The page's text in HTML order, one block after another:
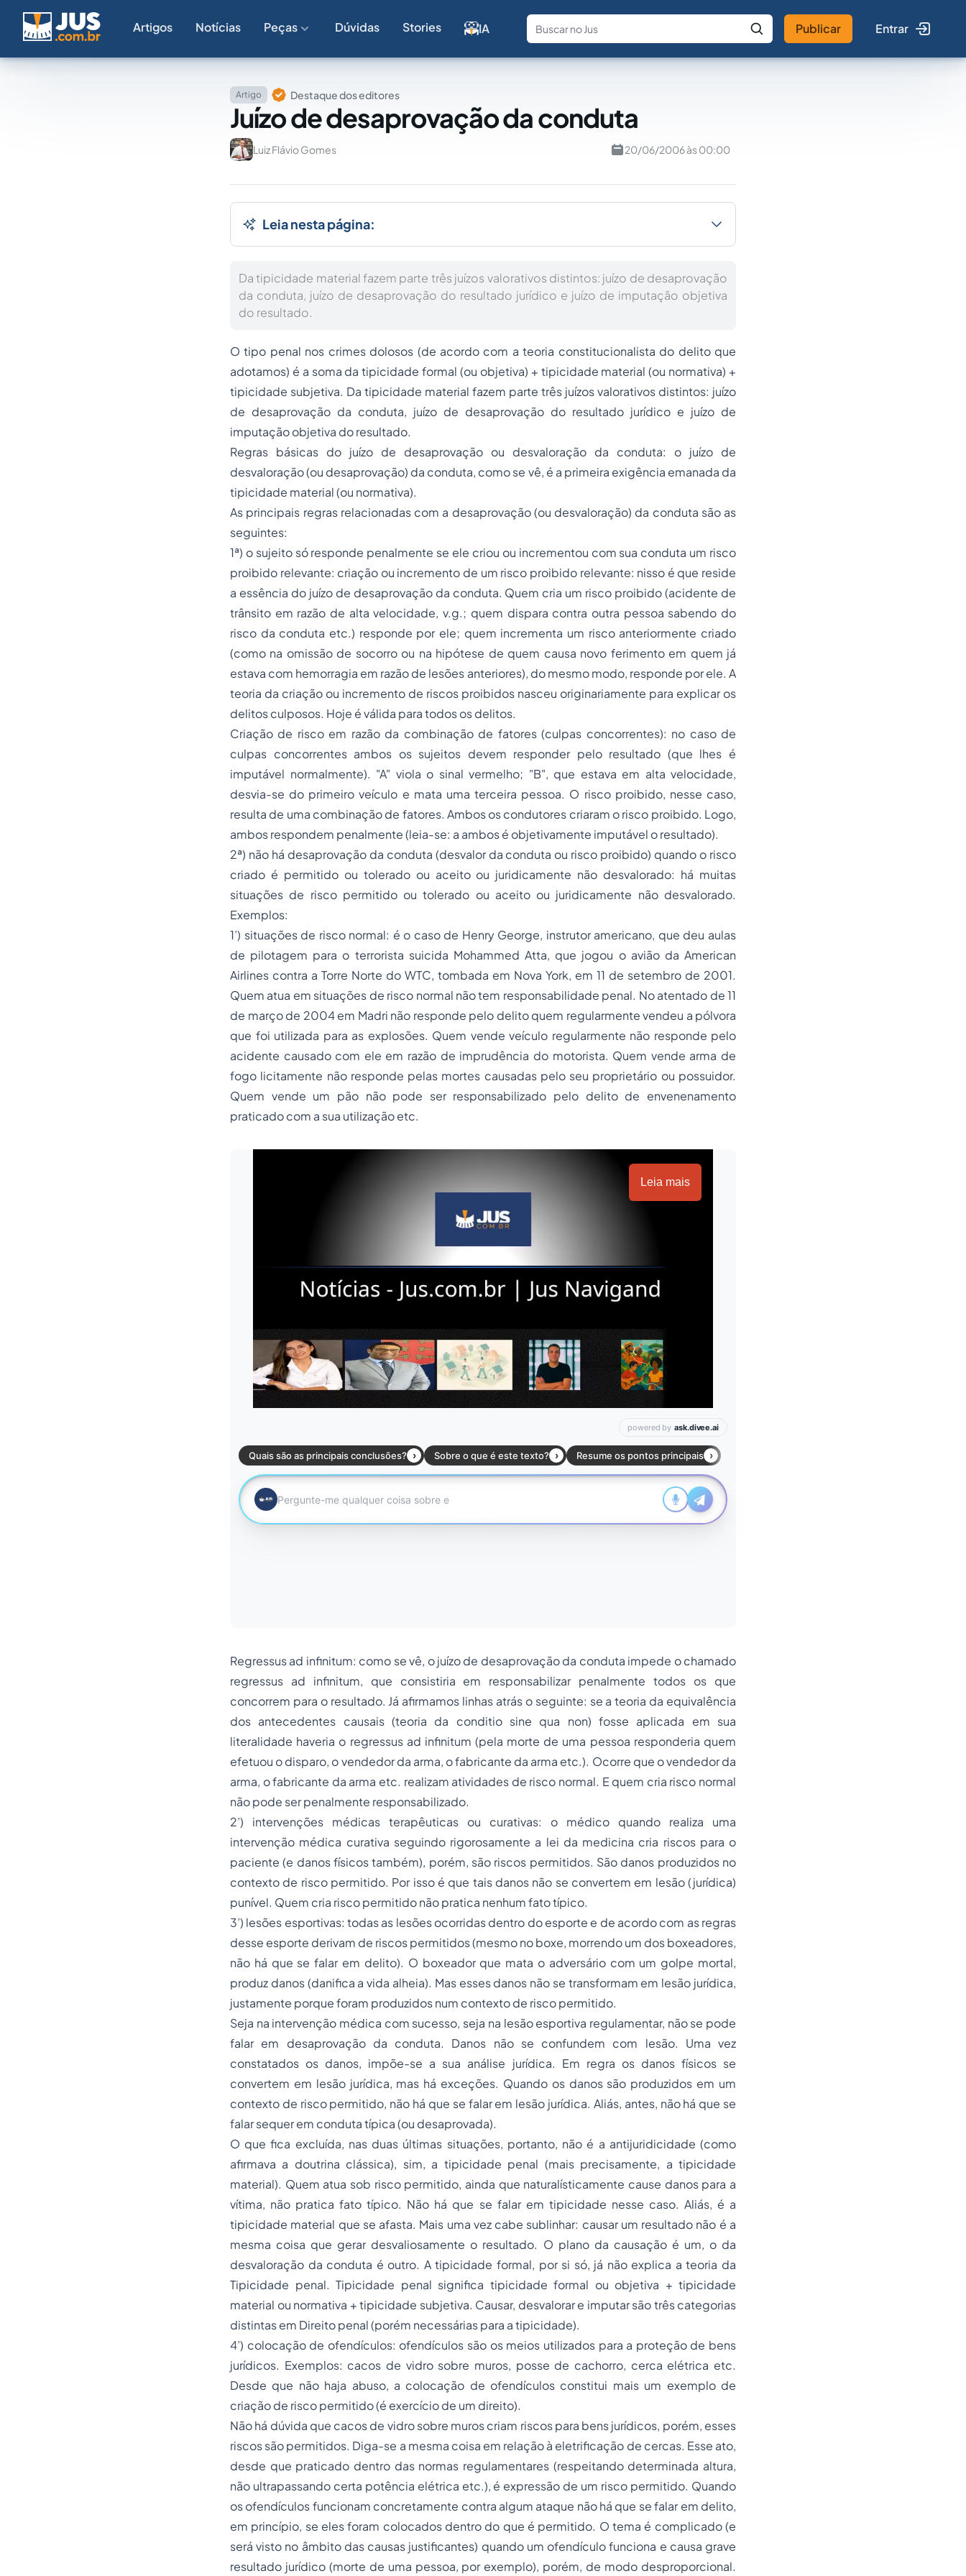
Artigos Notícias Peças Dúvidas Stories IA
Fale com a IA Buscar no Jus
Publicar Entrar
Artigo Destaque dos editores
Juízo de desaprovação da conduta
Luiz Flávio Gomes 20/06/2006 às 00:00
Leia nesta página:
Da tipicidade material fazem parte três juízos valorativos distintos: juízo de desaprovação
da conduta, juízo de desaprovação do resultado jurídico e juízo de imputação objetiva
do resultado.
O tipo penal nos crimes dolosos (de acordo com a teoria constitucionalista do delito que
adotamos) é a soma da tipicidade formal (ou objetiva) + tipicidade material (ou normativa) +
tipicidade subjetiva. Da tipicidade material fazem parte três juízos valorativos distintos: juízo
de desaprovação da conduta, juízo de desaprovação do resultado jurídico e juízo de
imputação objetiva do resultado.
Regras básicas do juízo de desaprovação ou desvaloração da conduta: o juízo de
desvaloração (ou desaprovação) da conduta, como se vê, é a primeira exigência emanada da
tipicidade material (ou normativa).
As principais regras relacionadas com a desaprovação (ou desvaloração) da conduta são as
seguintes:
1ª) o sujeito só responde penalmente se ele criou ou incrementou com sua conduta um risco
proibido relevante: criação ou incremento de um risco proibido relevante: nisso é que reside
a essência do juízo de desaprovação da conduta. Quem cria um risco proibido (acidente de
trânsito em razão de alta velocidade,v.g.; quem dispara contra outra pessoa sabendo do
risco da conduta etc.) responde por ele; quem incrementa um risco anteriormente criado
(como na omissão de socorro ou na hipótese de quem causa novo ferimento em quem já
estava com hemorragia em razão de lesões anteriores), do mesmo modo, responde por ele. A
teoria da criação ou incremento de riscos proibidos nasceu originariamente para explicar os
delitos culposos. Hoje é válida para todos os delitos.
Criação de risco em razão da combinação de fatores (culpas concorrentes): no caso de
culpas concorrentes ambos os sujeitos devem responder pelo resultado (que lhes é
imputável normalmente). "A" viola o sinal vermelho; "B", que estava em alta velocidade,
desvia-se do primeiro veículo e mata uma terceira pessoa. O risco proibido, nesse caso,
resulta de uma combinação de fatores. Ambos os condutores criaram o risco proibido. Logo,
ambos respondem penalmente (leia-se: a ambos é objetivamente imputável o resultado).
2ª) não há desaprovação da conduta (desvalor da conduta ou risco proibido) quando o risco
criado é permitido ou tolerado ou aceito ou juridicamente não desvalorado: há muitas
situações de risco permitido ou tolerado ou aceito ou juridicamente não desvalorado.
Exemplos:
1’) situações de risco normal: é o caso de Henry George, instrutor americano, que deu aulas
de pilotagem para o terrorista suicida Mohammed Atta, que jogou o avião da American
Airlines contra a Torre Norte do WTC, tombada em Nova York, em 11 de setembro de 2001.
Quem atua em situações de risco normal não tem responsabilidade penal. No atentado de 11
de março de 2004 em Madri não responde pelo delito quem regularmente vendeu a pólvora
que foi utilizada para as explosões. Quem vende veículo regularmente não responde pelo
acidente causado com ele em razão de imprudência do motorista. Quem vende arma de
fogo licitamente não responde pelas mortes causadas pelo seu proprietário ou possuidor.
Quem vende um pão não pode ser responsabilizado pelo delito de envenenamento
praticado com a sua utilização etc.
Leia mais
Regressus ad infinitum: como se vê, o juízo de desaprovação da conduta impede o chamado
regressus ad infinitum, que consistiria em responsabilizar penalmente todos os que
concorrem para o resultado. Já afirmamos linhas atrás o seguinte: se a teoria da equivalência
dos antecedentes causais (teoria da conditio sine qua non) fosse aplicada em sua
literalidade haveria o regressus ad infinitum (pela morte de uma pessoa responderia quem
efetuou o disparo, o vendedor da arma, o fabricante da arma etc.). Ocorre que o vendedor da
arma, o fabricante da arma etc. realizam atividades de risco normal. E quem cria risco normal
não pode ser penalmente responsabilizado.
2’) intervenções médicas terapêuticas ou curativas: o médico quando realiza uma
intervenção médica curativa seguindo rigorosamente a lei da medicina cria riscos para o
paciente (e danos físicos também), porém, são riscos permitidos. São danos produzidos no
contexto de risco permitido. Por isso é que tais danos não se convertem em lesão (jurídica)
punível. Quem cria risco permitido não pratica nenhum fato típico.
3’) lesões esportivas: todas as lesões ocorridas dentro do esporte e de acordo com as regras
desse esporte derivam de riscos permitidos (mesmo no boxe, morrendo um dos boxeadores,
não há que se falar em delito). O boxeador que mata o adversário com um golpe mortal,
produz danos (danifica a vida alheia). Mas esses danos não se transformam em lesão jurídica,
justamente porque foram produzidos num contexto de risco permitido.
Seja na intervenção médica com sucesso, seja na lesão esportiva regulamentar, não se pode
falar em desaprovação da conduta. Danos não se confundem com lesão. Uma vez
constatados os danos, impõe-se a sua análise jurídica. Em regra os danos físicos se
convertem em lesão jurídica, mas há exceções. Quando os danos são produzidos em um
contexto de risco permitido, não há que se falar em lesão jurídica. Aliás, antes, não há que se
falar sequer em conduta típica (ou desaprovada).
O que fica excluída, nas duas últimas situações, portanto, não é a antijuridicidade (como
afirmava a doutrina clássica), sim, a tipicidade penal (mais precisamente, a tipicidade
material). Quem atua sob risco permitido, ainda que naturalísticamente cause danos para a
vítima, não pratica fato típico. Não há que se falar em tipicidade nesse caso. Aliás, é a
tipicidade material que se afasta. Mais uma vez cabe sublinhar: causar um resultado não é a
mesma coisa que gerar desvaliosamente o resultado. O plano da causação é um, o da
desvaloração da conduta é outro. A tipicidade formal, por si só, já não explica a teoria da
Tipicidade penal. Tipicidade penal significa tipicidade formal ou objetiva + tipicidade
material ou normativa + tipicidade subjetiva. Causar, desvalorar e imputar são três categorias
distintas em Direito penal (porém necessárias para a tipicidade).
4’) colocação de ofendículos: ofendículos são os meios utilizados para a proteção de bens
jurídicos. Exemplos: cacos de vidro sobre muros, posse de cachorro, cerca elétrica etc.
Desde que não haja abuso, a colocação de ofendículos constitui mais um exemplo de
criação de risco permitido (é exercício de um direito).
Não há dúvida que cacos de vidro sobre muros criam riscos para bens jurídicos, porém, esses
riscos são permitidos. Diga-se a mesma coisa em relação à eletrificação de cercas. Esse ato,
desde que praticado dentro das normas regulamentares (respeitando determinada altura,
não ultrapassando certa potência elétrica etc.), é expressão de um risco permitido. Quando
os ofendículos funcionam concretamente contra algum ataque não há que se falar em delito,
em princípio, se eles foram colocados dentro do que é permitido. O tema é complicado (e
será visto no âmbito das causas justificantes) quando um ofendículo funciona e causa grave
resultado jurídico (morte de uma pessoa, por exemplo), porém, de modo desproporcional.